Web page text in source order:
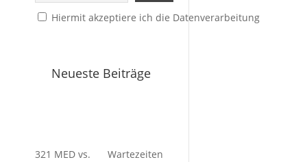
Hiermit akzeptiere ich die Datenverarbeitung
Neueste Beiträge
321 MED vs.
Wartezeiten